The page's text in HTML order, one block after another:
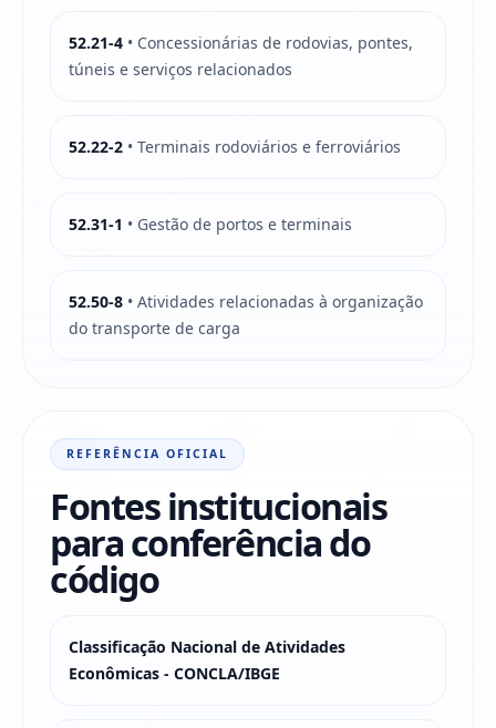
52.21-4 • Concessionárias de rodovias, pontes,
túneis e serviços relacionados
52.22-2 • Terminais rodoviários e ferroviários
52.31-1 • Gestão de portos e terminais
52.50-8 • Atividades relacionadas à organização
do transporte de carga
REFERÊNCIA OFICIAL
Fontes institucionais
para conferência do
código
Classificação Nacional de Atividades
Econômicas - CONCLA/IBGE